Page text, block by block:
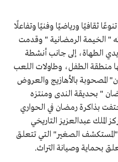
ثقافيًا ورياضيًا وفنيًا وتفاعلًا
" الخيمة الرمضانية " وقدمت
الطهاة، إلى جانب أنشطة
منطقة الطفل، وطاولات اللعب
المصحوبة بالأهازيج والعروض
" بحديقة الندى ومنتزه
بذاكرة رمضان في الحواري
الملك عبدالعزيز التاريخي
و"المستكشف الصغير" التي تتعلق
بحماية وصيانة التراث.